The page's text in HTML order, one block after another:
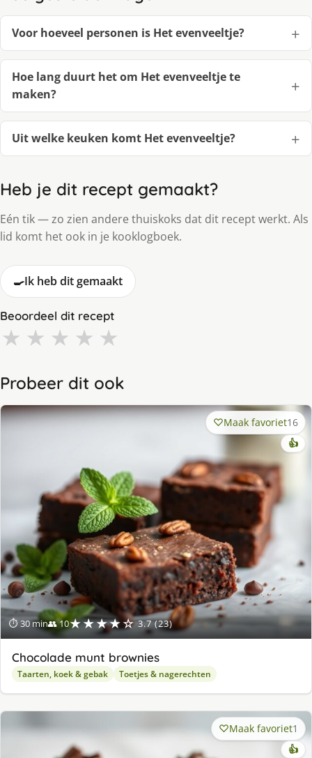
Voor hoeveel personen is Het evenveeltje?
Hoe lang duurt het om Het evenveeltje te
maken?
Uit welke keuken komt Het evenveeltje?
Heb je dit recept gemaakt?
Eén tik — zo zien andere thuiskoks dat dit recept werkt. Als
lid komt het ook in je kooklogboek.
🍳Ik heb dit gemaakt
Beoordeel dit recept
★ ★ ★ ★ ★
Probeer dit ook
⏱ 30 min👥 10★★★★☆ 3.7 (23)
Maak favoriet16
👍
Chocolade munt brownies
Taarten, koek & gebak Toetjes & nagerechten
Maak favoriet1
👍